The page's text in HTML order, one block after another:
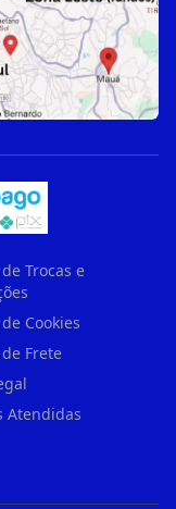
Trocas e
Cookies
Frete
Atendidas